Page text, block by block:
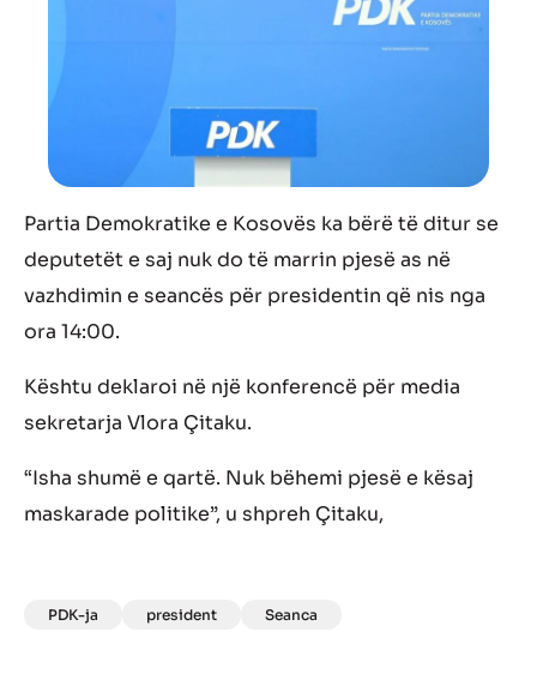
Partia Demokratike e Kosovës ka bërë të ditur se
deputetët e saj nuk do të marrin pjesë as në
vazhdimin e seancës për presidentin që nis nga
ora 14:00.
Kështu deklaroi në një konferencë për media
sekretarja Vlora Çitaku.
“Isha shumë e qartë. Nuk bëhemi pjesë e kësaj
maskarade politike”, u shpreh Çitaku,
PDK-ja president Seanca